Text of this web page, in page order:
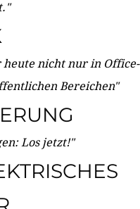
heute nicht nur in Office-
Bereichen"
Los jetzt!"